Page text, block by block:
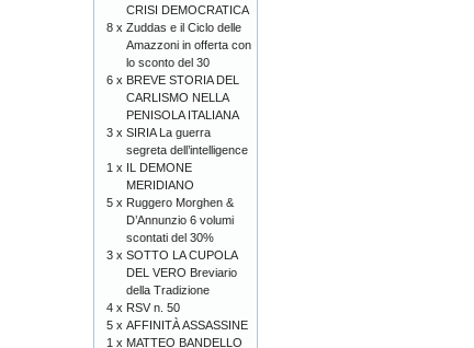
CRISI DEMOCRATICA
8 x Zuddas e il Ciclo delle
Amazzoni in offerta con
lo sconto del 30
6 x BREVE STORIA DEL
CARLISMO NELLA
PENISOLA ITALIANA
3 x SIRIA La guerra
segreta dell’intelligence
1 x IL DEMONE
MERIDIANO
5 x Ruggero Morghen &
D’Annunzio 6 volumi
scontati del 30%
3 x SOTTO LA CUPOLA
DEL VERO Breviario
della Tradizione
4 x RSV n. 50
5 x AFFINITÀ ASSASSINE
1 x MATTEO BANDELLO